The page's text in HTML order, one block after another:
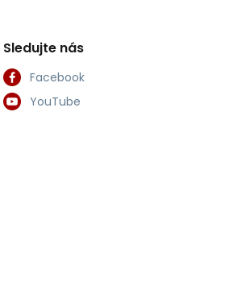
Sledujte nás
Facebook
YouTube